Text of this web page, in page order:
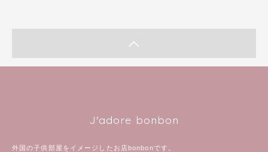
J'adore bonbon
外国の子供部屋をイメージしたお店bonbonです。